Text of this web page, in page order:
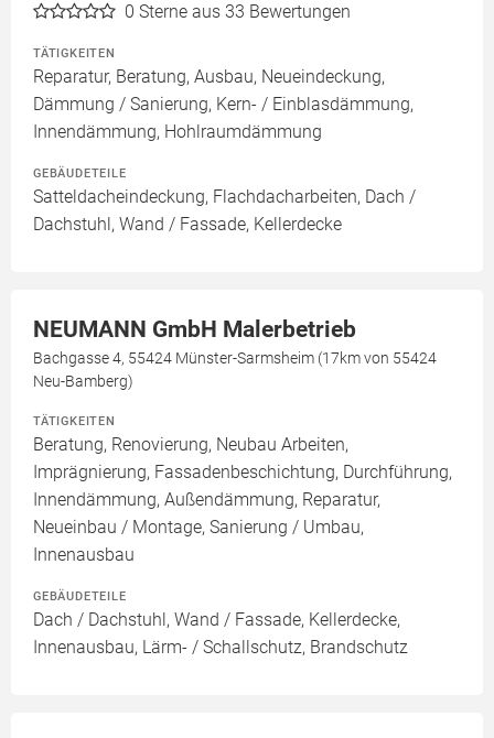
0 Sterne aus 33 Bewertungen
TÄTIGKEITEN
Reparatur, Beratung, Ausbau, Neueindeckung,
Dämmung / Sanierung, Kern- / Einblasdämmung,
Innendämmung, Hohlraumdämmung
GEBÄUDETEILE
Satteldacheindeckung, Flachdacharbeiten, Dach /
Dachstuhl, Wand / Fassade, Kellerdecke
NEUMANN GmbH Malerbetrieb
Bachgasse 4, 55424 Münster-Sarmsheim (17km von 55424
Neu-Bamberg)
TÄTIGKEITEN
Beratung, Renovierung, Neubau Arbeiten,
Imprägnierung, Fassadenbeschichtung, Durchführung,
Innendämmung, Außendämmung, Reparatur,
Neueinbau / Montage, Sanierung / Umbau,
Innenausbau
GEBÄUDETEILE
Dach / Dachstuhl, Wand / Fassade, Kellerdecke,
Innenausbau, Lärm- / Schallschutz, Brandschutz